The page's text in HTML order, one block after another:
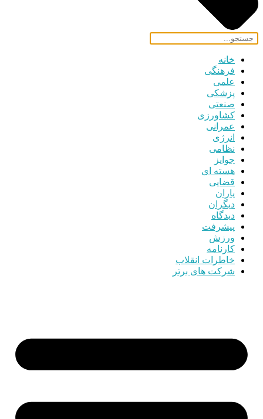
خانه
فرهنگی
علمی
پزشکی
صنعتی
کشاورزی
عمرانی
انرژی
نظامی
جوایز
هسته ای
قضایی
یاران
دیگران
دیدگاه
پیشرفت
ورزش
کارنامه
خاطرات انقلاب
شرکت های برتر